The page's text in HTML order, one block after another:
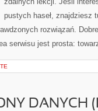
pustych haseł, znajdziesz
rozwiązań.
serwisu jest prosta:
DANYCH